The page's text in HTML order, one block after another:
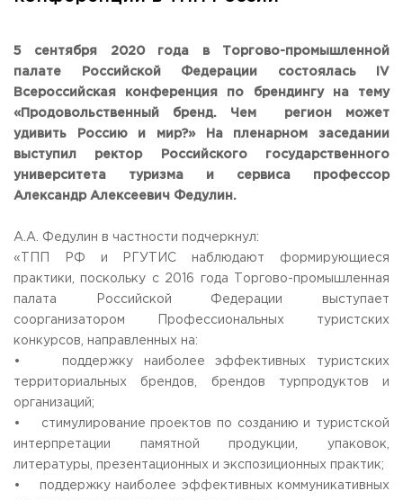
Общежитие / Кампус РГУТИС
Контакты
Научная деятельность
Дополнительное образование
Федеральный ресурсный центр
Федеральное учебно-методическое объединение в
системе ВО
Профком
Конкурс ППС
ЗАКАЗАТЬ ОБРАТНЫЙ ЗВОНОК
АДРЕС
141221, Московская обл.,Городской округ
Пушкинский,
пгт. Черкизово, ул. Главная, 99
E-MAIL
info@rguts.ru
priem@rguts.ru - Приемная комиссия
ГРАФИК И РЕЖИМ РАБОТЫ
пн-чт: с 09:00 до 18:00;
сб-вс: выходной
Приемная комиссия
вс: выходной.
5 сентября 2020 года в Торгово-промышленной
палате Российской Федерации состоялась IV
Всероссийская конференция по брендингу на тему
«Продовольственный бренд. Чем регион может
удивить Россию и мир?» На пленарном заседании
выступил ректор Российского государственного
университета туризма и сервиса профессор
Александр Алексеевич Федулин.
А.А. Федулин в частности подчеркнул:
«ТПП РФ и РГУТИС наблюдают формирующиеся
практики, поскольку с 2016 года Торгово-промышленная
палата Российской Федерации выступает
соорганизатором Профессиональных туристских
конкурсов, направленных на:
• поддержку наиболее эффективных туристских
территориальных брендов, брендов турпродуктов и
организаций;
• стимулирование проектов по созданию и туристской
интерпретации памятной продукции, упаковок,
литературы, презентационных и экспозиционных практик;
• поддержку наиболее эффективных коммуникативных